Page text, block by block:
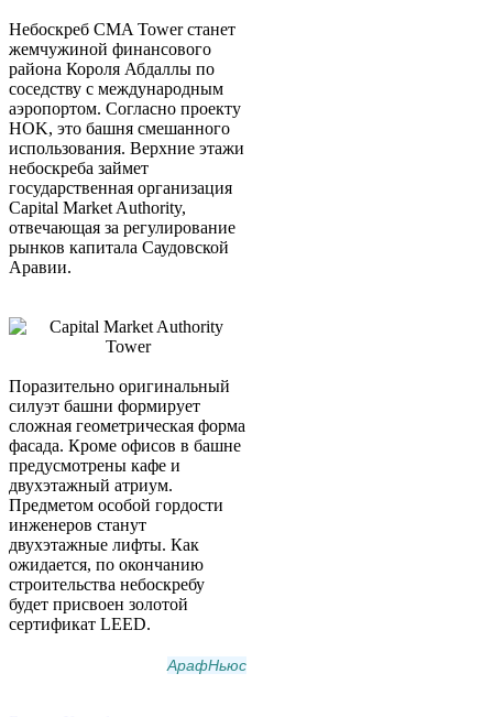
Небоскреб CMA Tower станет
жемчужиной финансового
района Короля Абдаллы по
соседству с международным
аэропортом. Согласно проекту
HOK, это башня смешанного
использования. Верхние этажи
небоскреба займет
государственная организация
Capital Market Authority,
отвечающая за регулирование
рынков капитала Саудовской
Аравии.
Поразительно оригинальный
силуэт башни формирует
сложная геометрическая форма
фасада. Кроме офисов в башне
предусмотрены кафе и
двухэтажный атриум.
Предметом особой гордости
инженеров станут
двухэтажные лифты. Как
ожидается, по окончанию
строительства небоскребу
будет присвоен золотой
сертификат LEED.
АрафНьюс